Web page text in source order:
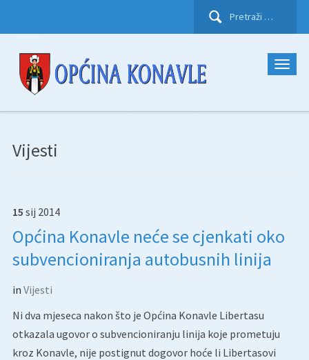
Pretraži:
Vijesti
15 sij 2014
Općina Konavle neće se cjenkati oko
subvencioniranja autobusnih linija
in Vijesti
Ni dva mjeseca nakon što je Općina Konavle Libertasu
otkazala ugovor o subvencioniranju linija koje prometuju
kroz Konavle, nije postignut dogovor hoće li Libertasovi